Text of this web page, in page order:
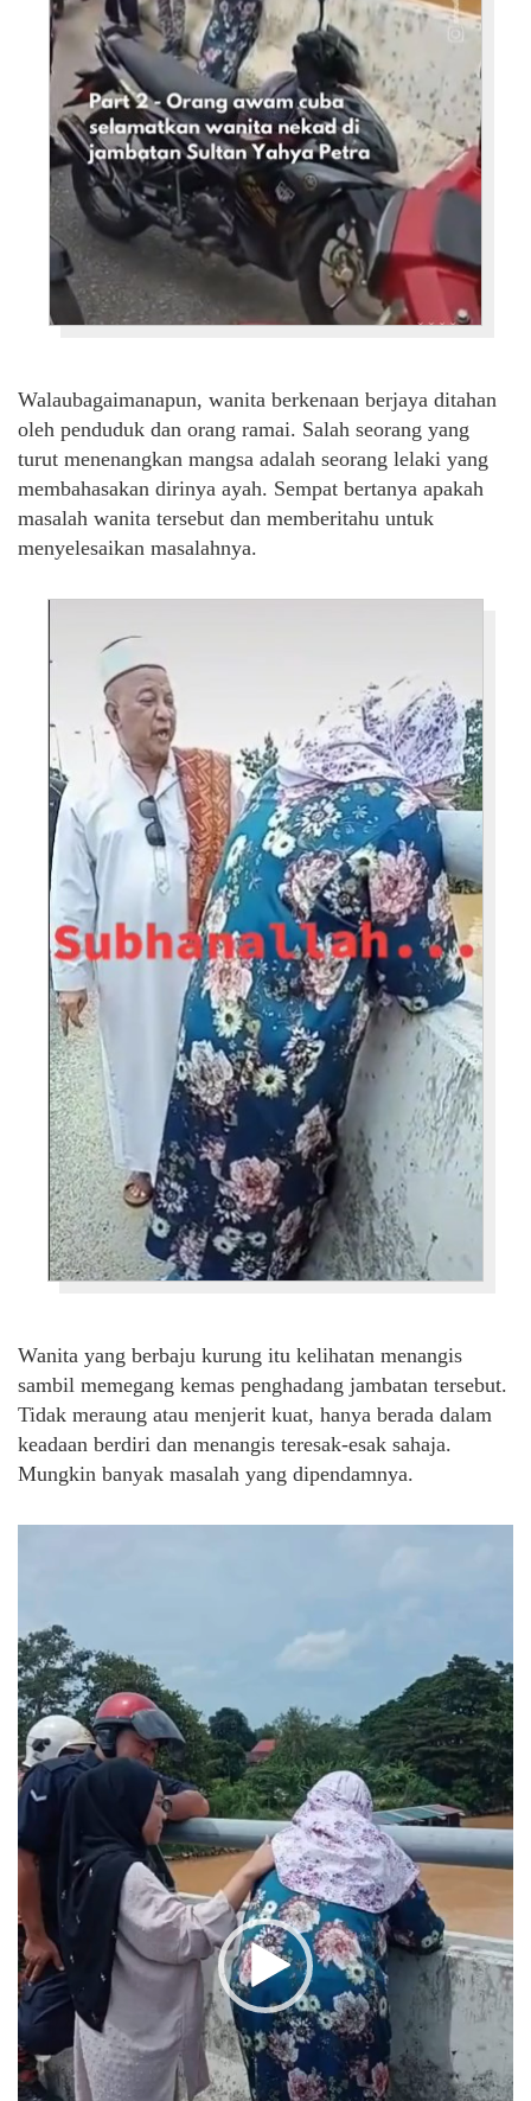
Walaubagaimanapun, wanita berkenaan berjaya ditahan
oleh penduduk dan orang ramai. Salah seorang yang
turut menenangkan mangsa adalah seorang lelaki yang
membahasakan dirinya ayah. Sempat bertanya apakah
masalah wanita tersebut dan memberitahu untuk
menyelesaikan masalahnya.
Wanita yang berbaju kurung itu kelihatan menangis
sambil memegang kemas penghadang jambatan tersebut.
Tidak meraung atau menjerit kuat, hanya berada dalam
keadaan berdiri dan menangis teresak-esak sahaja.
Mungkin banyak masalah yang dipendamnya.